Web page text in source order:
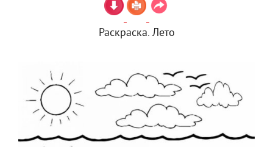
Раскраска. Лето